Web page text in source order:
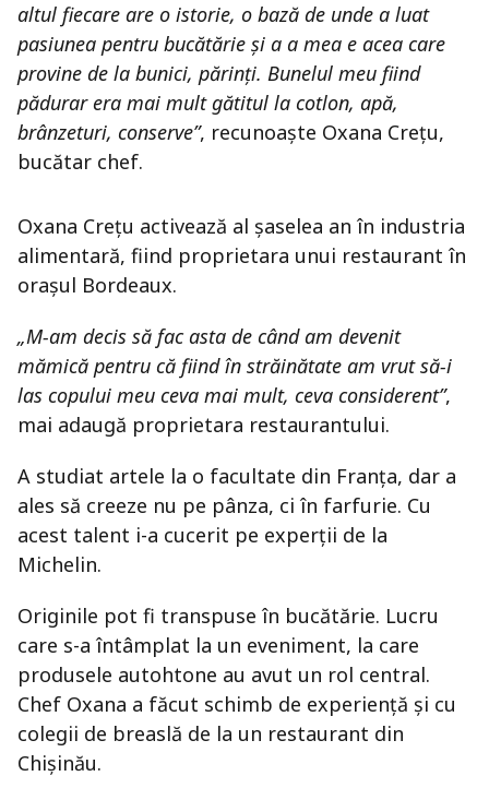
altul fiecare are o istorie, o bază de unde a luat
pasiunea pentru bucătărie și a a mea e acea care
provine de la bunici, părinți. Bunelul meu fiind
pădurar era mai mult gătitul la cotlon, apă,
brânzeturi, conserve”, recunoaște Oxana Crețu,
bucătar chef.
Oxana Crețu activează al șaselea an în industria
alimentară, fiind proprietara unui restaurant în
orașul Bordeaux.
„M-am decis să fac asta de când am devenit
mămică pentru că fiind în străinătate am vrut să-i
las copului meu ceva mai mult, ceva considerent”,
mai adaugă proprietara restaurantului.
A studiat artele la o facultate din Franța, dar a
ales să creeze nu pe pânza, ci în farfurie. Cu
acest talent i-a cucerit pe experții de la
Michelin.
Originile pot fi transpuse în bucătărie. Lucru
care s-a întâmplat la un eveniment, la care
produsele autohtone au avut un rol central.
Chef Oxana a făcut schimb de experiență și cu
colegii de breaslă de la un restaurant din
Chișinău.